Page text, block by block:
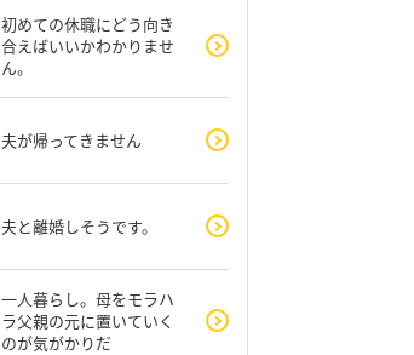
初めての休職にどう向き
合えばいいかわかりませ
ん。
夫が帰ってきません
夫と離婚しそうです。
一人暮らし。母をモラハ
ラ父親の元に置いていく
のが気がかりだ